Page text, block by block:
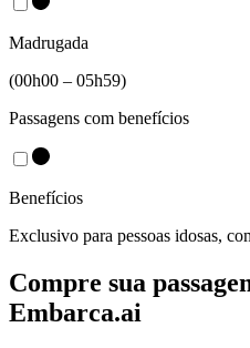
Madrugada
(00h00 – 05h59)
Passagens com benefícios
Benefícios
Exclusivo para pessoas idosas,
Compre sua
Embarca.ai